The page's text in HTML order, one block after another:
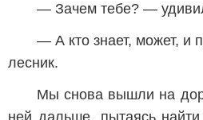
— Зачем тебе? —
— А кто знает, может, и
лесник.
Мы снова вышли на
ней дальше, пытаясь